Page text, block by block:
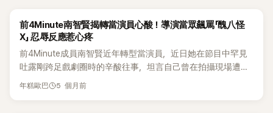
前4Minute南智賢揭轉當演員心酸！導演當眾飆罵「醜八怪
X」 忍辱反應惹心疼
前4Minute成員南智賢近年轉型當演員，近日她在節目中罕見
吐露剛跨足戲劇圈時的辛酸往事，坦言自己曾在拍攝現場遭到
極具羞辱性的對待，甚至還被工作人員當眾飆罵，衝擊經歷讓
年糕歐巴 5 個月前